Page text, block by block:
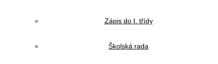
Zápis do I. třídy
Školská rada